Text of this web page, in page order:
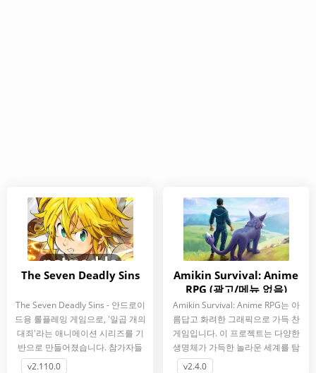
The Seven Deadly Sins
The Seven Deadly Sins - 안드로이
드용 롤플레잉 게임으로, '일곱 개의
대죄'라는 애니메이션 시리즈를 기
반으로 만들어졌습니다. 참가자들
은 흥미진진한 줄거리에
v2.110.0
Amikin Survival: Anime
RPG (광고/메뉴 없음)
Amikin Survival: Anime RPG는 아
름답고 화려한 그래픽으로 가득 찬
게임입니다. 이 프로젝트는 다양한
생명체가 가득한 놀라운 세계를 탐
험해야 하는 RPG 형태로
v2.4.0